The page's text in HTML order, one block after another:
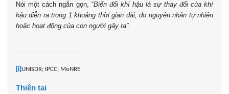
Nói một cách ngắn gọn, “Biến đổi khí hậu là sự thay đổi của khí
hậu diễn ra trong 1 khoảng thời gian dài, do nguyên nhân tự nhiên
hoặc hoạt động của con người gây ra”.
[i] UNISDR; IPCC; MoNRE
Thiên tai